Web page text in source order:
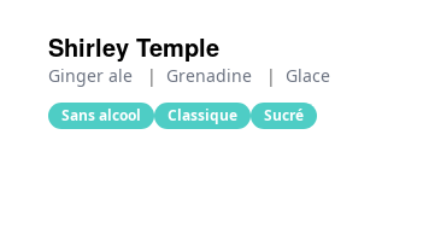
Shirley Temple
Ginger ale | Grenadine | Glace
Sans alcool Classique Sucré